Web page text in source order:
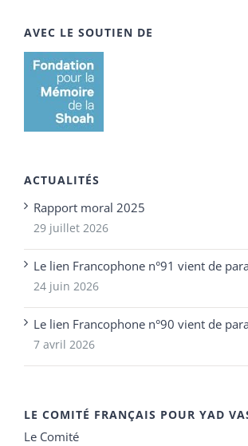
AVEC LE SOUTIEN DE
ACTUALITÉS
Rapport moral 2025
29 juillet 2026
Le lien Francophone n°91 vient de
24 juin 2026
Le lien Francophone n°90 vient de
7 avril 2026
LE COMITÉ FRANÇAIS POUR YAD
Le Comité